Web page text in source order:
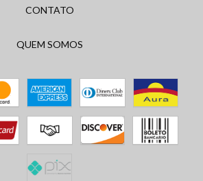
CONTATO
QUEM SOMOS